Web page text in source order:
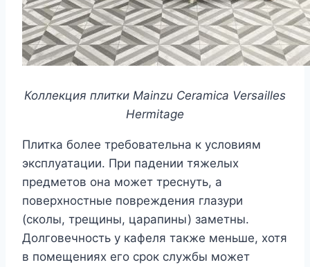
Коллекция плитки Mainzu Ceramica Versailles
Hermitage
Плитка более требовательна к условиям
эксплуатации. При падении тяжелых
предметов она может треснуть, а
поверхностные повреждения глазури
(сколы, трещины, царапины) заметны.
Долговечность у кафеля также меньше, хотя
в помещениях его срок службы может